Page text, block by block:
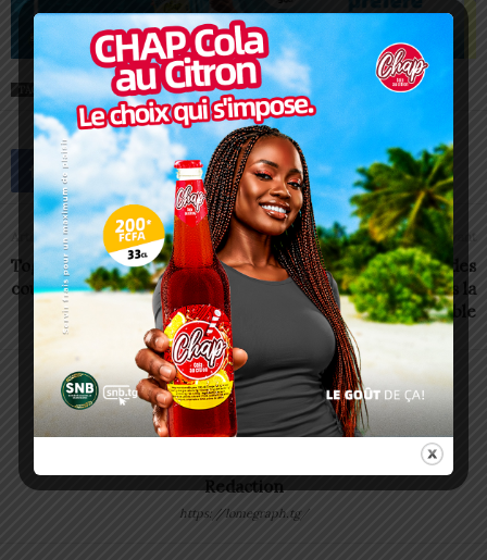
TAGS CCI-TOGO FEATURED KARA OPÉATEURS ÉCONOMIQUES TOGO
Article précédent
Togo: La CEET annonce des
coupures d’électricité
Article suivant
Togo: La TdE annonce des
perturbations dans la
fourniture d’eau potable
Redaction
https://lomegraph.tg/